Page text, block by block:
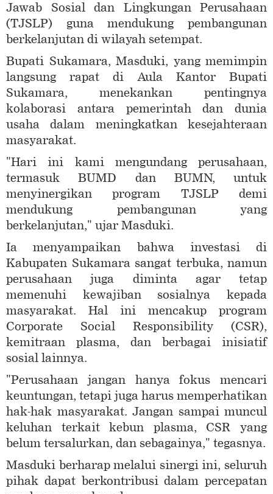
Jawab Sosial dan Lingkungan Perusahaan
(TJSLP) guna mendukung pembangunan
berkelanjutan di wilayah setempat.
Bupati Sukamara, Masduki, yang memimpin
langsung rapat di Aula Kantor Bupati
Sukamara, menekankan pentingnya
kolaborasi antara pemerintah dan dunia
usaha dalam meningkatkan kesejahteraan
masyarakat.
"Hari ini kami mengundang perusahaan,
termasuk BUMD dan BUMN, untuk
menyinergikan program TJSLP demi
mendukung pembangunan yang
berkelanjutan," ujar Masduki.
Ia menyampaikan bahwa investasi di
Kabupaten Sukamara sangat terbuka, namun
perusahaan juga diminta agar tetap
memenuhi kewajiban sosialnya kepada
masyarakat. Hal ini mencakup program
Corporate Social Responsibility (CSR),
kemitraan plasma, dan berbagai inisiatif
sosial lainnya.
"Perusahaan jangan hanya fokus mencari
keuntungan, tetapi juga harus memperhatikan
hak-hak masyarakat. Jangan sampai muncul
keluhan terkait kebun plasma, CSR yang
belum tersalurkan, dan sebagainya," tegasnya.
Masduki berharap melalui sinergi ini, seluruh
pihak dapat berkontribusi dalam percepatan